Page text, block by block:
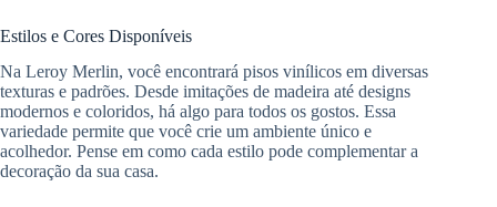
Estilos e Cores Disponíveis
Na Leroy Merlin, você encontrará pisos vinílicos em diversas
texturas e padrões. Desde imitações de madeira até designs
modernos e coloridos, há algo para todos os gostos. Essa
variedade permite que você crie um ambiente único e
acolhedor. Pense em como cada estilo pode complementar a
decoração da sua casa.